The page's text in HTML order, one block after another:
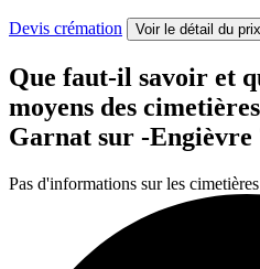
Devis crémation Voir le détail du
Que faut-il savoir et
moyens des
Garnat sur -Engièvre
Pas d'informations sur les